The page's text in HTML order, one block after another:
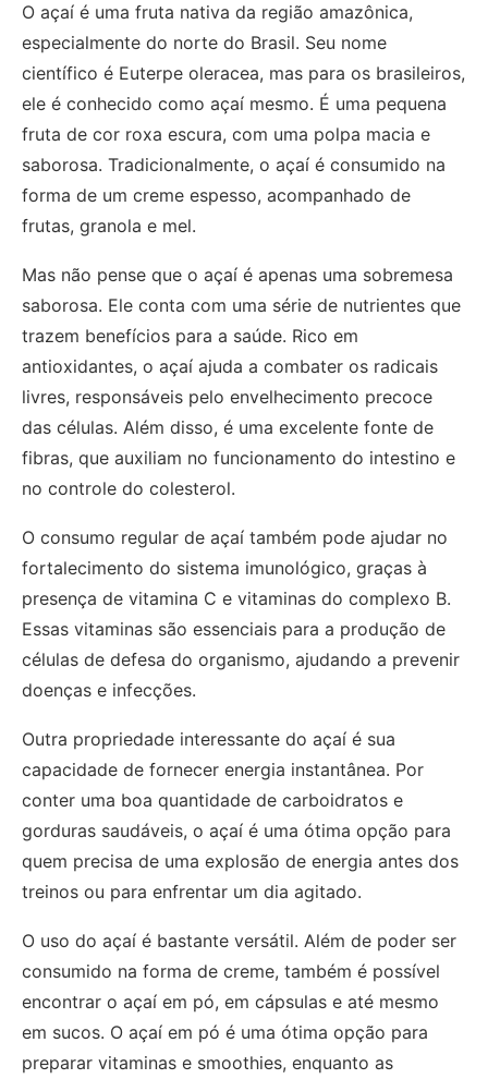
O açaí é uma fruta nativa da região amazônica,
especialmente do norte do Brasil. Seu nome
científico é Euterpe oleracea, mas para os brasileiros,
ele é conhecido como açaí mesmo. É uma pequena
fruta de cor roxa escura, com uma polpa macia e
saborosa. Tradicionalmente, o açaí é consumido na
forma de um creme espesso, acompanhado de
frutas, granola e mel.
Mas não pense que o açaí é apenas uma sobremesa
saborosa. Ele conta com uma série de nutrientes que
trazem benefícios para a saúde. Rico em
antioxidantes, o açaí ajuda a combater os radicais
livres, responsáveis pelo envelhecimento precoce
das células. Além disso, é uma excelente fonte de
fibras, que auxiliam no funcionamento do intestino e
no controle do colesterol.
O consumo regular de açaí também pode ajudar no
fortalecimento do sistema imunológico, graças à
presença de vitamina C e vitaminas do complexo B.
Essas vitaminas são essenciais para a produção de
células de defesa do organismo, ajudando a prevenir
doenças e infecções.
Outra propriedade interessante do açaí é sua
capacidade de fornecer energia instantânea. Por
conter uma boa quantidade de carboidratos e
gorduras saudáveis, o açaí é uma ótima opção para
quem precisa de uma explosão de energia antes dos
treinos ou para enfrentar um dia agitado.
O uso do açaí é bastante versátil. Além de poder ser
consumido na forma de creme, também é possível
encontrar o açaí em pó, em cápsulas e até mesmo
em sucos. O açaí em pó é uma ótima opção para
preparar vitaminas e smoothies, enquanto as